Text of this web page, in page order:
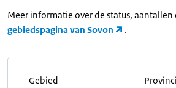
Meer informatie over de status,
gebiedspagina van Sovon
.
Gebied